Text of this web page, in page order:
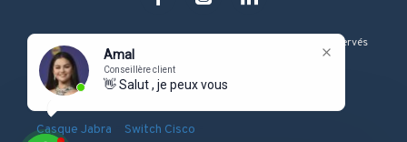
Amal
Conseillère client
👋 Salut , je peux vous aider
Copyright © 2019, J&M technologie, Tous les droits sont Réservés
Onduleur Eaton-Serveur Dell-Firewall Fortinet-
Casque Jabra Switch Cisco